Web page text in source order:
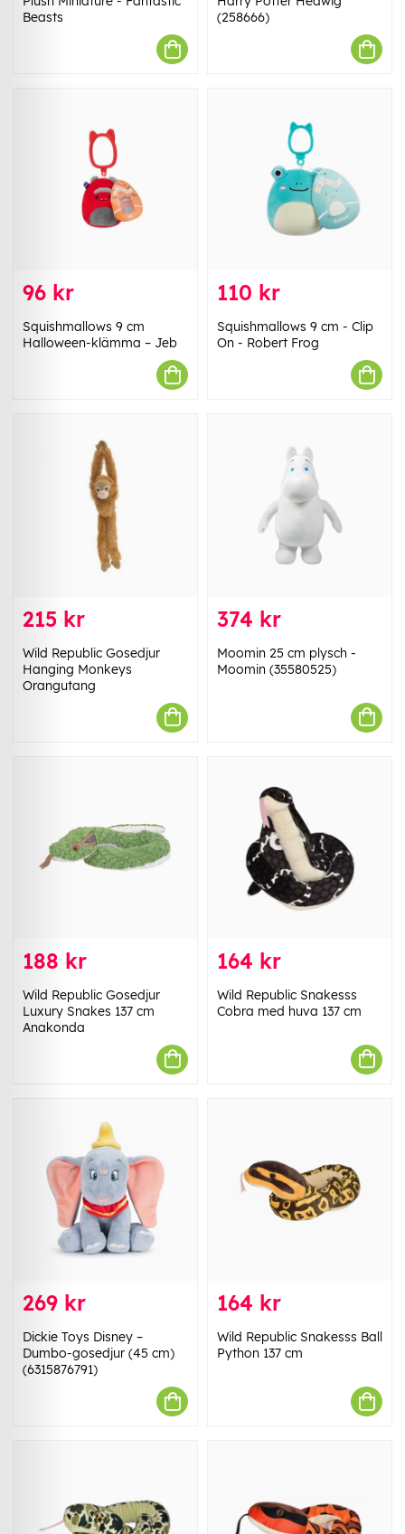
Beasts
(258666)
96 kr
Squishmallows 9 cm
Halloween-klämma – Jeb
110 kr
Squishmallows 9 cm - Clip
On - Robert Frog
215 kr
Wild Republic Gosedjur
Hanging Monkeys
Orangutang
374 kr
Moomin 25 cm plysch -
Moomin (35580525)
188 kr
Wild Republic Gosedjur
Luxury Snakes 137 cm
Anakonda
164 kr
Wild Republic Snakesss
Cobra med huva 137 cm
269 kr
Dickie Toys Disney –
Dumbo-gosedjur (45 cm)
(6315876791)
164 kr
Wild Republic Snakesss Ball
Python 137 cm